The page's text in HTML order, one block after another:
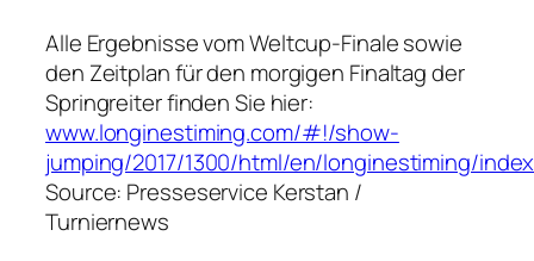
Alle Ergebnisse vom Weltcup-Finale sowie
den Zeitplan für den morgigen Finaltag der
Springreiter finden Sie hier:
www.longinestiming.com/#!/show-
jumping/2017/1300/html/en/longinestiming/
Source: Presseservice Kerstan /
Turniernews